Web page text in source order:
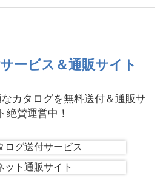
ービス＆通販サイト
カタログを無料送付＆通販サ
絶賛運営中！